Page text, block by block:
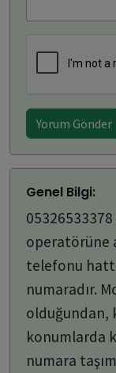
Yorum Gönder
Genel Bilgi:
operatörüne
telefonu
numaradır.
olduğundan,
konumlarda
numara